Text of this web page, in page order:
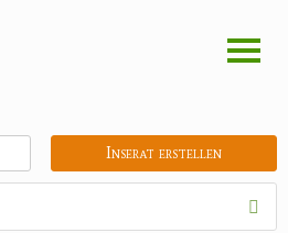
Inserat erstellen